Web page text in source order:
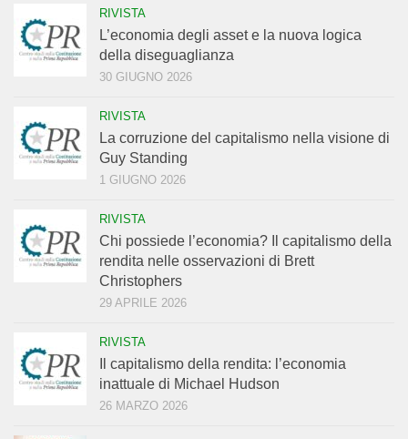
RIVISTA
L’economia degli asset e la nuova logica
della diseguaglianza
30 GIUGNO 2026
RIVISTA
La corruzione del capitalismo nella visione di
Guy Standing
1 GIUGNO 2026
RIVISTA
Chi possiede l’economia? Il capitalismo della
rendita nelle osservazioni di Brett
Christophers
29 APRILE 2026
RIVISTA
Il capitalismo della rendita: l’economia
inattuale di Michael Hudson
26 MARZO 2026